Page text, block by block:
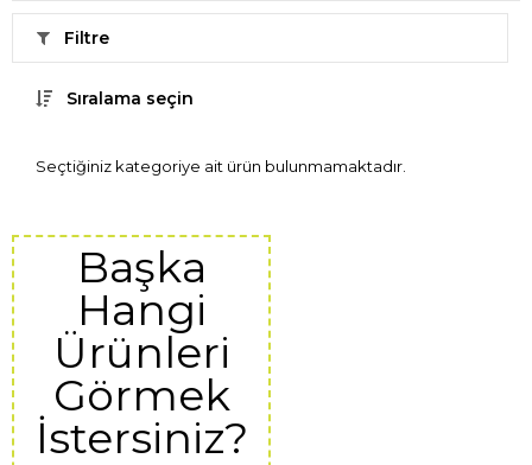
Filtre
Sıralama seçin
Seçtiğiniz kategoriye ait ürün bulunmamaktadır.
Başka
Hangi
Ürünleri
Görmek
İstersiniz?